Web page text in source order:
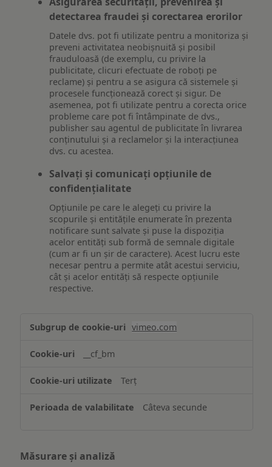
detectarea fraudei și corectarea erorilor
Datele dvs. pot fi utilizate pentru a monitoriza și
preveni activitatea neobișnuită și posibil
frauduloasă (de exemplu, cu privire la
publicitate, clicuri efectuate de roboți pe
reclame) și pentru a se asigura că sistemele și
procesele funcționează corect și sigur. De
asemenea, pot fi utilizate pentru a corecta orice
probleme care pot fi întâmpinate de dvs.,
publisher sau agentul de publicitate în livrarea
conținutului și a reclamelor și la interacțiunea
dvs. cu acestea.
Salvați și comunicați opțiunile de
confidențialitate
Opțiunile pe care le alegeți cu privire la
scopurile și entitățile enumerate în prezenta
notificare sunt salvate și puse la dispoziția
acelor entități sub formă de semnale digitale
(cum ar fi un șir de caractere). Acest lucru este
necesar pentru a permite atât acestui serviciu,
cât și acelor entități să respecte opțiunile
respective.
funcționalităților
ului
vimeo.com
__cf_bm
Terț
Câteva secunde
Măsurare și analiză